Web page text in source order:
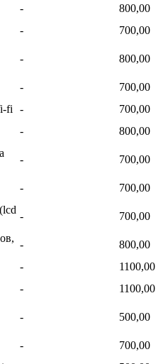
-
800,00
-
700,00
-
800,00
-
700,00
fi -
700,00
-
800,00
-
700,00
-
700,00
-
700,00
-
800,00
-
1100,00
-
1100,00
-
500,00
-
700,00